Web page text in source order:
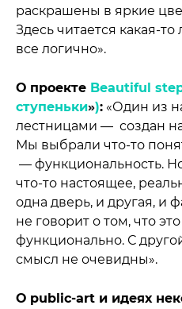
раскрашены в яркие
Здесь читается какая-то
все логично».
О проекте Beautiful
ступеньки»): «Один из
лестницами — создан
Мы выбрали что-то
— функциональность.
что-то настоящее,
одна дверь, и другая, и
не говорит о том, что
функционально. С
смысл не очевидны».
О public-art и идеях